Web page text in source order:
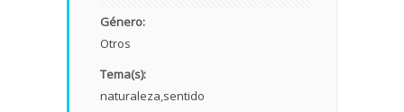
Género:
Otros
Tema(s):
naturaleza sentido